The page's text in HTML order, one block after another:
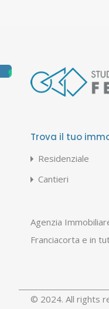
Trova il tuo
Residenziale
Cantieri
Agenzia
Franciacorta e in
© 2024. All rights